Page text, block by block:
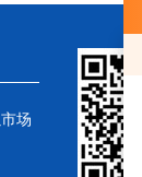
场